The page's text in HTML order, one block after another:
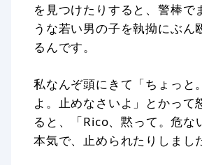
を見つけたりすると、警棒で
うな若い男の子を執拗にぶん
るんです。
私なんぞ頭にきて「ちょっと
よ。止めなさいよ」とかって
ると、「Rico、黙って。危な
本気で、止められたりしまし